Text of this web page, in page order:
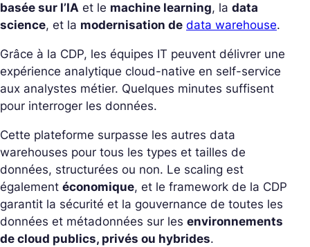
basée sur l’IA et le machine learning, la data
science, et la modernisation de data warehouse.
Grâce à la CDP, les équipes IT peuvent délivrer une
expérience analytique cloud-native en self-service
aux analystes métier. Quelques minutes suffisent
pour interroger les données.
Cette plateforme surpasse les autres data
warehouses pour tous les types et tailles de
données, structurées ou non. Le scaling est
également économique, et le framework de la CDP
garantit la sécurité et la gouvernance de toutes les
données et métadonnées sur les environnements
de cloud publics, privés ou hybrides.